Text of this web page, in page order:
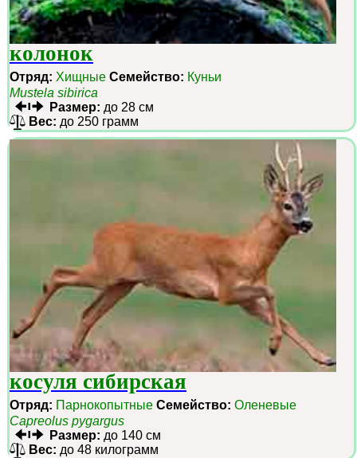
колонок
Отряд: Хищные Семейство: Куньи
Mustela sibirica
Размер: до 28 см
Вес: до 250 грамм
косуля сибирская
Отряд: Парнокопытные Семейство: Оленевые
Capreolus pygargus
Размер: до 140 см
Вес: до 48 килограмм